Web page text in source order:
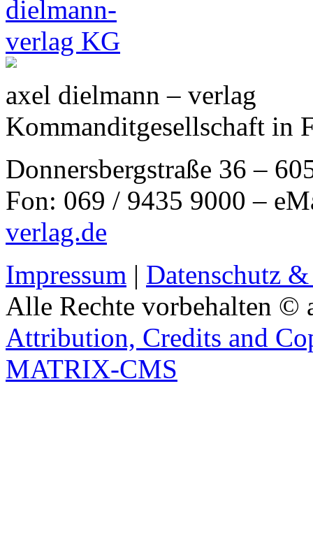
axel dielmann – verlag
Kommanditgesellschaft in
Donnersbergstraße 36 –
Fon: 069 / 9435 9000 –
verlag.de
Impressum | Datenschutz
Alle Rechte vorbehalten ©
Attribution, Credits and
MATRIX-CMS